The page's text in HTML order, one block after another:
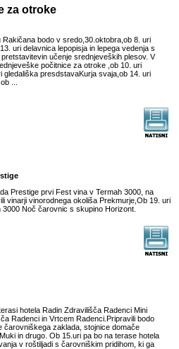
za otroke
bodo v sredo,30.oktobra,ob 8. uri
uri delavnica lepopisja in lepega vedenja s
učenje srednjeveških plesov. V
počitnice za otroke ,ob 10. uri
presdstavaKurja svaja,ob 14. uri
...
Prestige prvi Fest vina v Termah 3000, na
vinarji vinorodnega okoliša Prekmurje,Ob 19. uri
Noč čarovnic s skupino Horizont.
hotela Radin Zdravilišča Radenci Mini
Radenci in Vrtcem Radenci.Pripravili bodo
čarovniškega zaklada, stojnice domače
in drugo. Ob 15.uri pa bo na terase hotela
v roštiljadi s čarovniškim pridihom, ki ga